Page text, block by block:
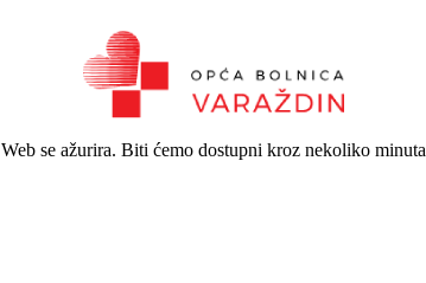
Web se ažurira. Biti ćemo dostupni kroz nekoliko minuta